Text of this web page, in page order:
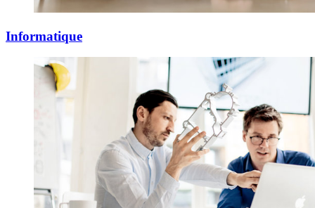
Informatique